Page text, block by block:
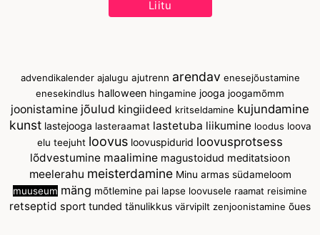
advendikalender ajalugu ajutrenn arendav enesejõustamine
enesekindlus halloween hingamine jooga joogamõmm
joonistamine jõulud kingiideed kritseldamine kujundamine
kunst lastejooga lasteraamat lastetuba liikumine loodus loova
elu teejuht loovus loovuspidurid loovusprotsess
lõdvestumine maalimine magustoidud meditatsioon
meelerahu meisterdamine Minu armas südameloom
muuseum mäng mõtlemine pai lapse loovusele raamat reisimine
retseptid sport tunded tänulikkus värvipilt zenjoonistamine õues